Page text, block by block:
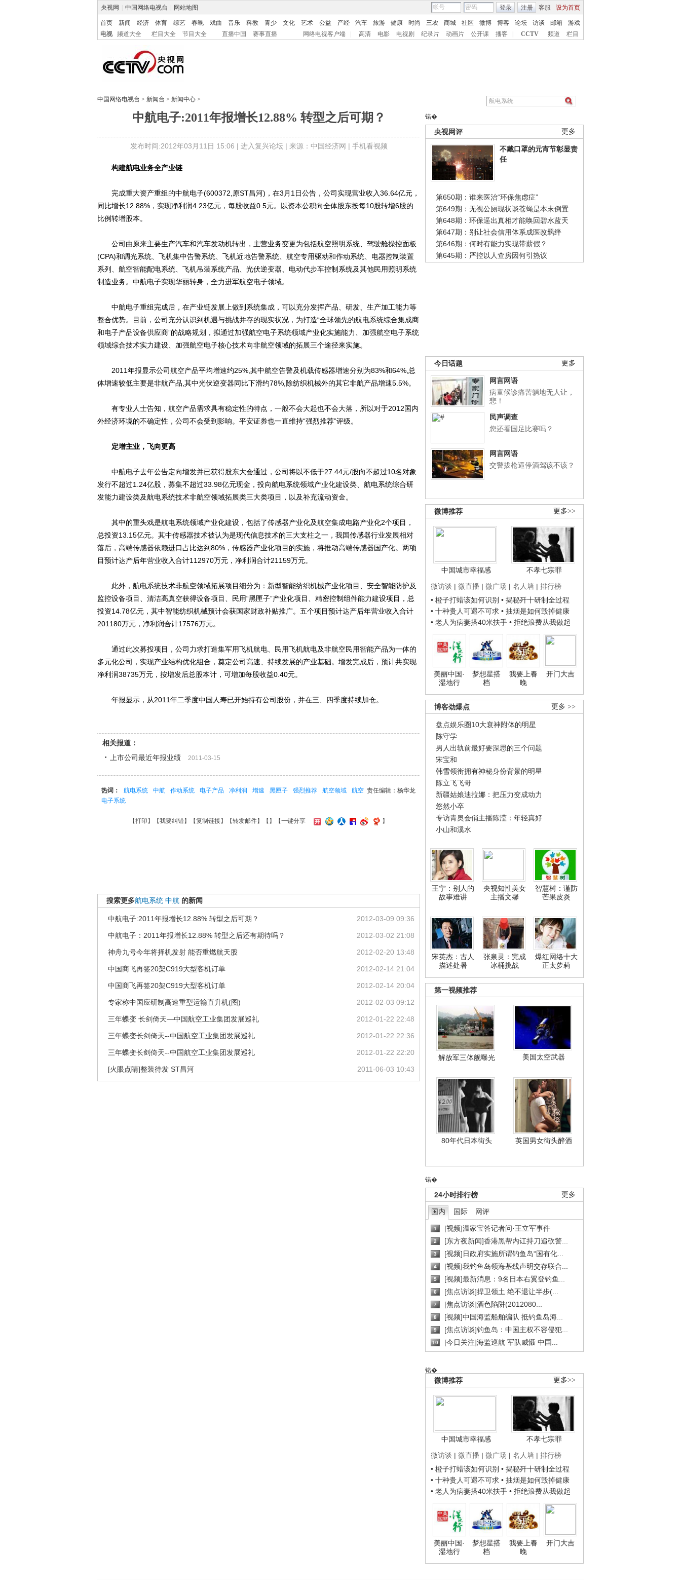
央视网 中国网络电视台 网站地图 客服 设为首页
登录 注册
首页 新闻 经济 体育 综艺 春晚 戏曲 音乐 科教 青少 文化 艺术 公益 产经 汽车 旅游 健康 时尚 三农 商城 社区 微博 博客 论坛 访谈 邮箱
游戏
电视
频道大全 栏目大全 节目大全 直播中国 赛事直播 网络电视客户端 高清 电影 电视剧 纪录片 动画片 公开课 播客 CCTV 频道 栏目
中国网络电视台 > 新闻台 > 新闻中心 >
中航电子:2011年报增长12.88% 转型之后可期？
发布时间:2012年03月11日 15:06 | 进入复兴论坛| 来源：中国经济网 | 手机看视频
锘�
更多
央视网评
不戴口罩的元宵节彰显责
任
第650期：谁来医治“环保焦虑症”
第649期：无视公厕现状谈苍蝇是本末倒置
第648期：环保逼出真相才能唤回碧水蓝天
第647期：别让社会信用体系成医改羁绊
第646期：何时有能力实现带薪假？
第645期：严控以人查房因何引热议
更多
今日话题
网言网语
病童候诊痛苦躺地无人让，
悲！
民声调查
您还看国足比赛吗？
网言网语
交警拔枪逼停酒驾该不该？
更多>>
微博推荐
中国城市幸福感
不孝七宗罪
微访谈 | 微直播 | 微广场 | 名人墙 | 排行榜
• 橙子打蜡该如何识别 • 揭秘歼十研制全过程
• 十种贵人可遇不可求 • 抽烟是如何毁掉健康
• 老人为病妻搭40米扶手 • 拒绝浪费从我做起
美丽中国·
湿地行
梦想星搭
档
我要上春
晚
开门大吉
更多 >>
博客劲爆点
盘点娱乐圈10大衰神附体的明星
陈守学
男人出轨前最好要深思的三个问题
宋宝和
韩雪领衔拥有神秘身份背景的明星
陈立飞飞哥
新疆姑娘迪拉娜：把压力变成动力
悠然小卒
专访青奥会俏主播陈滢：年轻真好
小山和溪水
王宁：别人的
故事难讲
央视知性美女
主播文馨
智慧树：谨防
芒果皮炎
宋英杰：古人
描述处暑
张泉灵：完成
冰桶挑战
爆红网络十大
正太萝莉
第一视频推荐
解放军三体舰曝光 美国太空武器
80年代日本街头 英国男女街头醉酒
锘�
更多
24小时排行榜
国内 国际 网评
1 [视频]温家宝答记者问·王立军事件
2 [东方夜新闻]香港黑帮内讧持刀追砍警...
3 [视频]日政府实施所谓钓鱼岛“国有化...
4 [视频]我钓鱼岛领海基线声明交存联合...
5 [视频]最新消息：9名日本右翼登钓鱼...
6 [焦点访谈]捍卫领土 绝不退让半步(...
7 [焦点访谈]酒色陷阱(2012080...
8 [视频]中国海监船舶编队 抵钓鱼岛海...
9 [焦点访谈]钓鱼岛：中国主权不容侵犯...
10 [今日关注]海监巡航 军队威慑 中国...
锘�
更多>>
微博推荐
中国城市幸福感
不孝七宗罪
微访谈 | 微直播 | 微广场 | 名人墙 | 排行榜
• 橙子打蜡该如何识别 • 揭秘歼十研制全过程
• 十种贵人可遇不可求 • 抽烟是如何毁掉健康
• 老人为病妻搭40米扶手 • 拒绝浪费从我做起
美丽中国·
湿地行
梦想星搭
档
我要上春
晚
开门大吉
构建航电业务全产业链
完成重大资产重组的中航电子(600372,原ST昌河)，在3月1日公告，公司实现营业收入36.64亿元，
同比增长12.88%，实现净利润4.23亿元，每股收益0.5元。以资本公积向全体股东按每10股转增6股的
比例转增股本。
公司由原来主要生产汽车和汽车发动机转出，主营业务变更为包括航空照明系统、驾驶舱操控面板
(CPA)和调光系统、飞机集中告警系统、飞机近地告警系统、航空专用驱动和作动系统、电器控制装置
系列、航空智能配电系统、飞机吊装系统产品、光伏逆变器、电动代步车控制系统及其他民用照明系统
制造业务。中航电子实现华丽转身，全力进军航空电子领域。
中航电子重组完成后，在产业链发展上做到系统集成，可以充分发挥产品、研发、生产加工能力等
整合优势。目前，公司充分认识到机遇与挑战并存的现实状况，为打造“全球领先的航电系统综合集成商
和电子产品设备供应商”的战略规划，拟通过加强航空电子系统领域产业化实施能力、加强航空电子系统
领域综合技术实力建设、加强航空电子核心技术向非航空领域的拓展三个途径来实施。
2011年报显示公司航空产品平均增速约25%,其中航空告警及机载传感器增速分别为83%和64%,总
体增速较低主要是非航产品,其中光伏逆变器同比下滑约78%,除纺织机械外的其它非航产品增速5.5%。
有专业人士告知，航空产品需求具有稳定性的特点，一般不会大起也不会大落，所以对于2012国内
外经济环境的不确定性，公司不会受到影响。平安证券也一直维持“强烈推荐”评级。
定增主业，飞向更高
中航电子去年公告定向增发并已获得股东大会通过，公司将以不低于27.44元/股向不超过10名对象
发行不超过1.24亿股，募集不超过33.98亿元现金，投向航电系统领域产业化建设类、航电系统综合研
发能力建设类及航电系统技术非航空领域拓展类三大类项目，以及补充流动资金。
其中的重头戏是航电系统领域产业化建设，包括了传感器产业化及航空集成电路产业化2个项目，
总投资13.15亿元。其中传感器技术被认为是现代信息技术的三大支柱之一，我国传感器行业发展相对
落后，高端传感器依赖进口占比达到80%，传感器产业化项目的实施，将推动高端传感器国产化。两项
目预计达产后年营业收入合计112970万元，净利润合计21159万元。
此外，航电系统技术非航空领域拓展项目细分为：新型智能纺织机械产业化项目、安全智能防护及
监控设备项目、清洁高真空获得设备项目、民用“黑匣子”产业化项目、精密控制组件能力建设项目，总
投资14.78亿元，其中智能纺织机械预计会获国家财政补贴推广。五个项目预计达产后年营业收入合计
201180万元，净利润合计17576万元。
通过此次募投项目，公司力求打造集军用飞机航电、民用飞机航电及非航空民用智能产品为一体的
多元化公司，实现产业结构优化组合，奠定公司高速、持续发展的产业基础。增发完成后，预计共实现
净利润38735万元，按增发后总股本计，可增加每股收益0.40元。
年报显示，从2011年二季度中国人寿已开始持有公司股份，并在三、四季度持续加仓。
相关报道：
上市公司最近年报业绩
2011-03-15
责任编辑：杨华龙
热词： 航电系统 中航 作动系统 电子产品 净利润 增速 黑匣子 强烈推荐 航空领域
航空
电子系统
【打印 】【我要纠错】【复制链接】【转发邮件】【 】 【一键分享 】
搜索更多航电系统 中航 的新闻
2012-03-09 09:36
中航电子:2011年报增长12.88% 转型之后可期？
2012-03-02 21:08
中航电子：2011年报增长12.88% 转型之后还有期待吗？
2012-02-20 13:48
神舟九号今年将择机发射 能否重燃航天股
2012-02-14 21:04
中国商飞再签20架C919大型客机订单
2012-02-14 20:04
中国商飞再签20架C919大型客机订单
2012-02-03 09:12
专家称中国应研制高速重型运输直升机(图)
2012-01-22 22:48
三年蝶变 长剑倚天―中国航空工业集团发展巡礼
2012-01-22 22:36
三年蝶变长剑倚天--中国航空工业集团发展巡礼
2012-01-22 22:20
三年蝶变长剑倚天--中国航空工业集团发展巡礼
2011-06-03 10:43
[火眼点睛]整装待发 ST昌河